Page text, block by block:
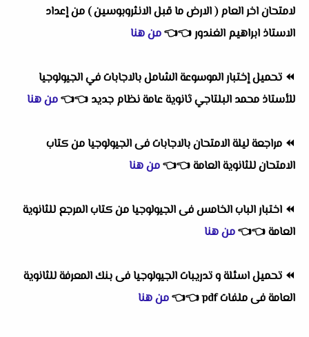
لامتحان اخر العام ( الارض ما قبل الانثروبوسين ) من إعداد
الاستاذ ابراهيم الغندور👈
👈من هنا
⏪ تحميل إختبار الموسوعة الشامل بالاجابات في الجيولوجيا
للأستاذ محمد البلتاجي ثانوية عامة نظام جديد 👈
👈من هنا
⏪ مراجعة ليلة الامتحان بالاجابات فى الجيولوجيا من كتاب
الامتحان للثانوية العامة👈
👈من هنا
⏪ اختبار الباب الخامس فى الجيولوجيا من كتاب المرجع للثانوية
العامة👈
👈من هنا
⏪ تحميل اسئلة و تدريبات الجيولوجيا فى بنك المعرفة للثانوية
العامة فى ملفات pdf
👈
👈من هنا